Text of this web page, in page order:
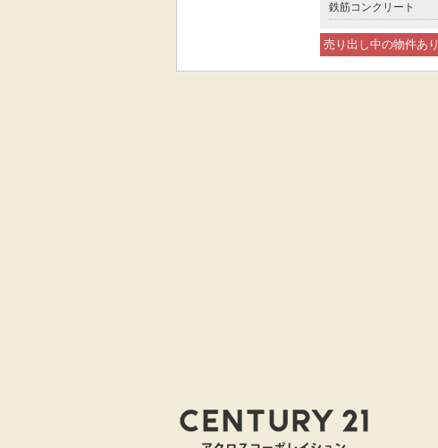
鉄筋コンクリート
売り出し中の物件あり